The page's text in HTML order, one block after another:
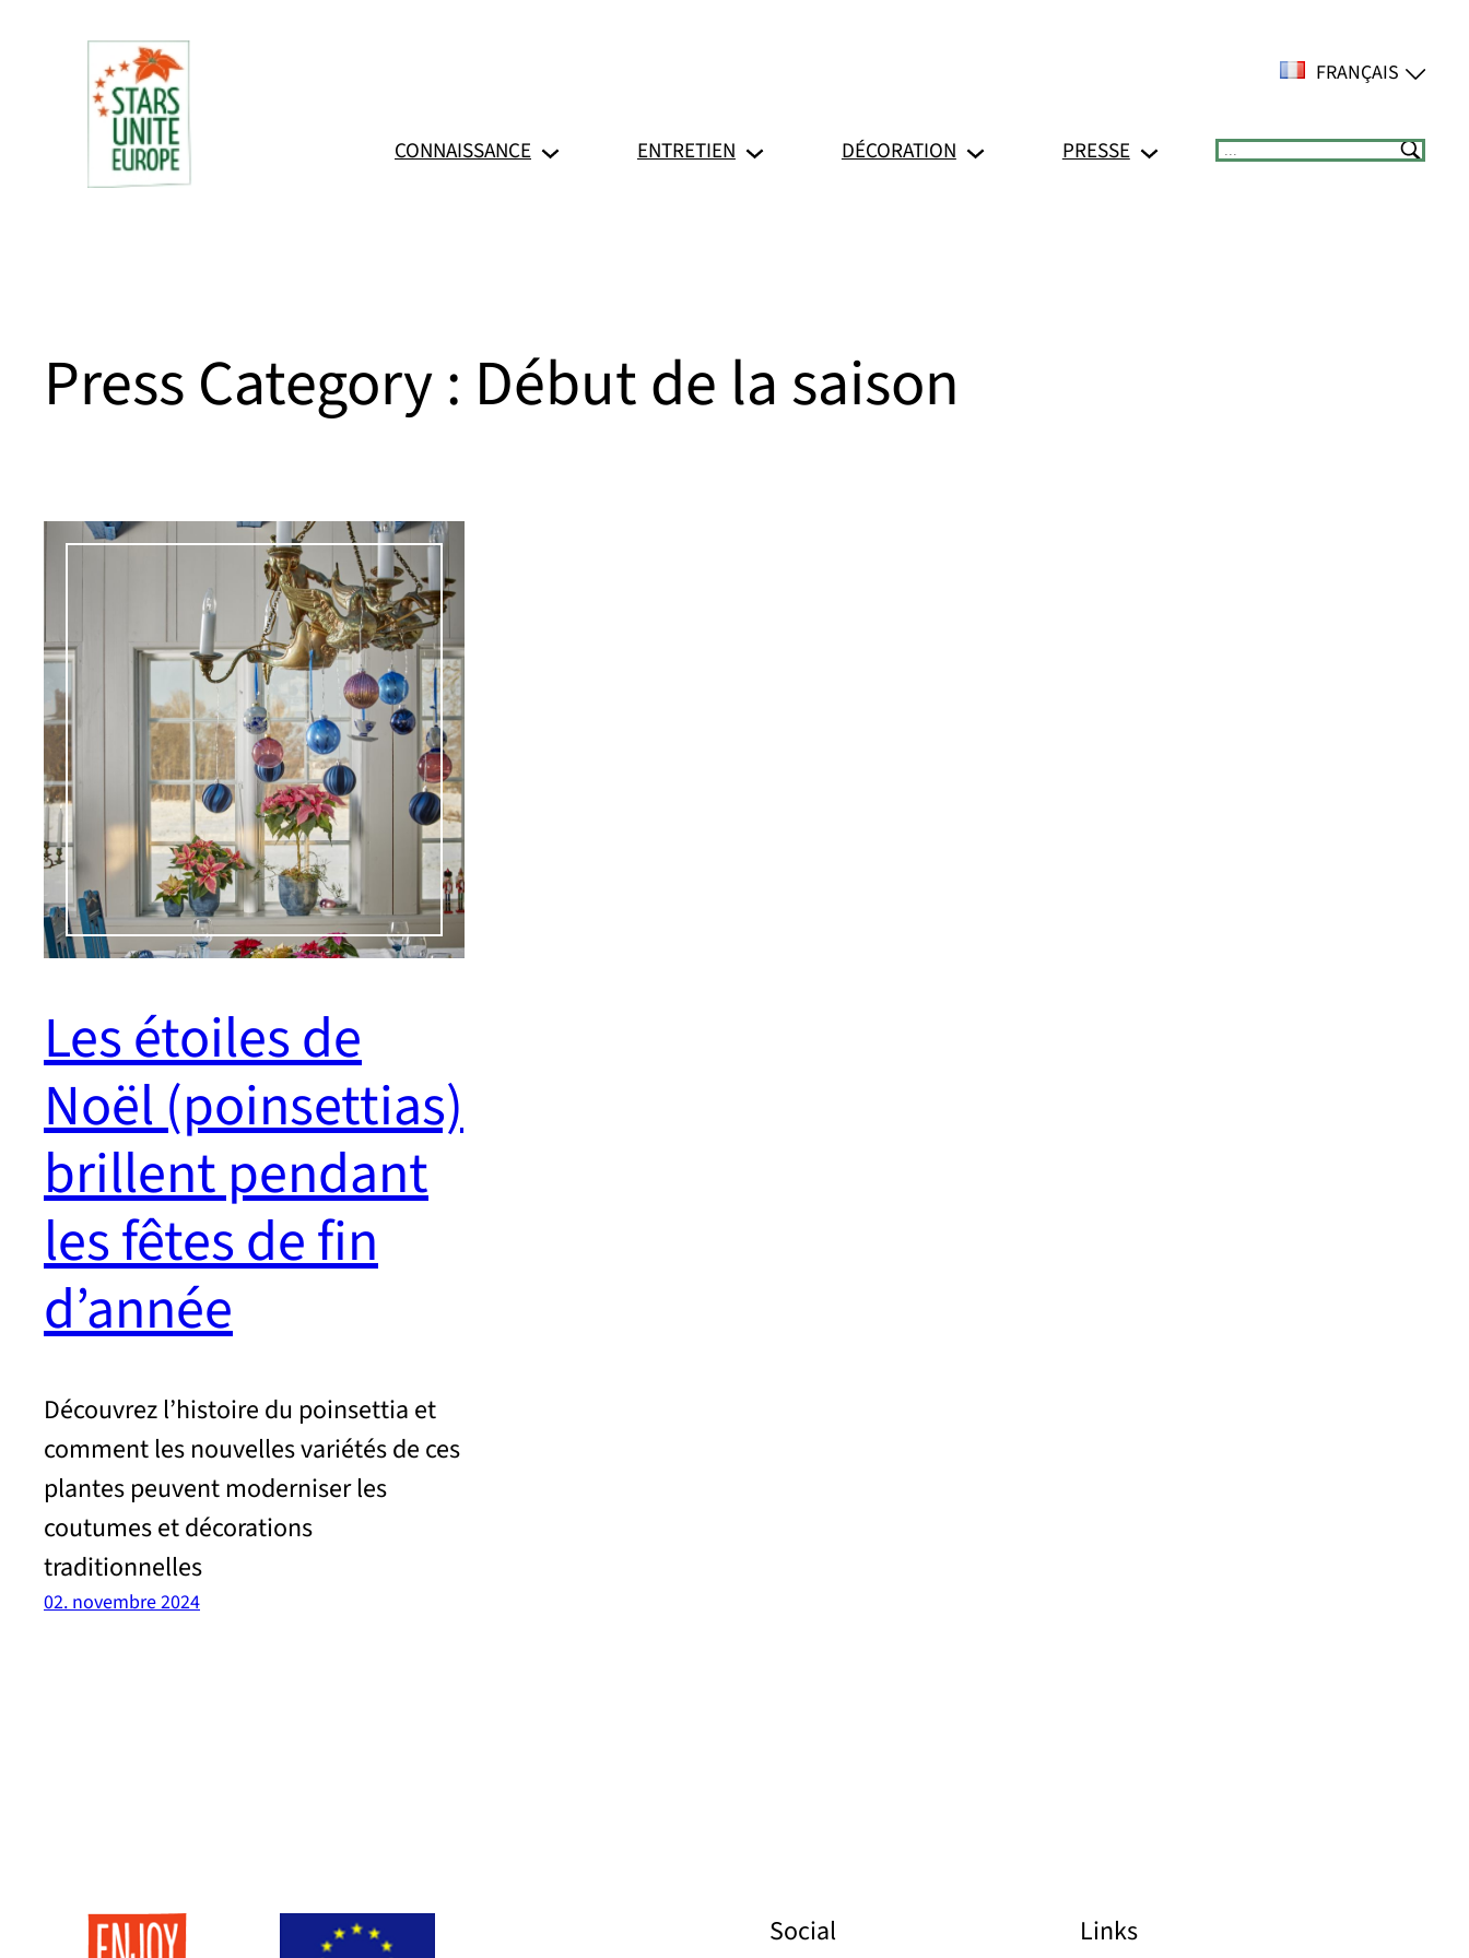
FRANÇAIS
CONNAISSANCE ENTRETIEN DÉCORATION PRESSE Suchen
Press Category : Début de la saison
Les étoiles de
Noël (poinsettias)
brillent pendant
les fêtes de fin
d’année
Découvrez l’histoire du poinsettia et
comment les nouvelles variétés de ces
plantes peuvent moderniser les
coutumes et décorations
traditionnelles
02. novembre 2024
Social Links